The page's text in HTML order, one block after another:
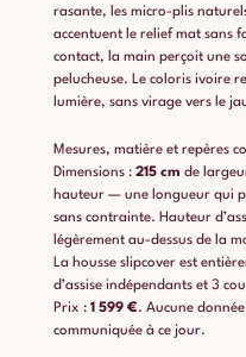
rasante, les micro-plis
accentuent le relief mat sans
contact, la main perçoit une
pelucheuse. Le coloris ivoire
lumière, sans virage vers le
Mesures, matière et repères
Dimensions : 215 cm de
hauteur — une longueur qui
sans contrainte. Hauteur
légèrement au-dessus de la
La housse slipcover est
d’assise indépendants et 3
Prix : 1 599 €. Aucune
communiquée à ce jour.